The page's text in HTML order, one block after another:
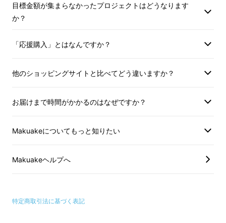
のここがすごい！
ファスナーポケットとなっています。縫い目の
目標金額が集まらなかったプロジェクトはどうなります
か？
「応援購入」とはなんですか？
他のショッピングサイトと比べてどう違いますか？
お届けまで時間がかかるのはなぜですか？
Makuakeについてもっと知りたい
Makuakeヘルプへ
特定商取引法に基づく表記